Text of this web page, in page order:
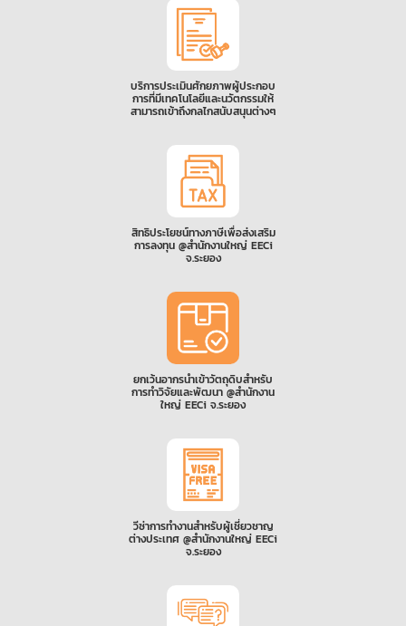
บริการประเมินศักยภาพผู้ประกอบ
การที่มีเทคโนโลยีและนวัตกรรมให้
สามารถเข้าถึงกลไกสนับสนุนต่างๆ
สิทธิประโยชน์ทางภาษีเพื่อส่งเสริม
การลงทุน @สำนักงานใหญ่ EECi
จ.ระยอง
ยกเว้นอากรนำเข้าวัตถุดิบสำหรับ
การทำวิจัยและพัฒนา @สำนักงาน
ใหญ่ EECi จ.ระยอง
วีซ่าการทำงานสำหรับผู้เชี่ยวชาญ
ต่างประเทศ @สำนักงานใหญ่ EECi
จ.ระยอง